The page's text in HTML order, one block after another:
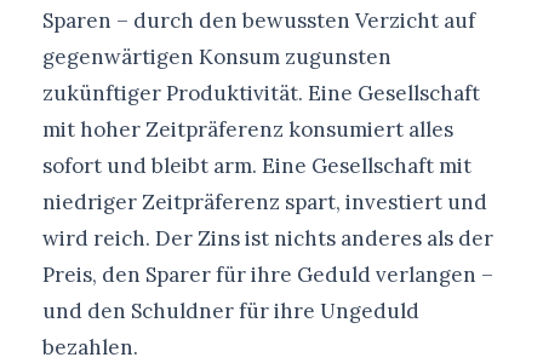
Sparen – durch den bewussten Verzicht auf
gegenwärtigen Konsum zugunsten
zukünftiger Produktivität. Eine Gesellschaft
mit hoher Zeitpräferenz konsumiert alles
sofort und bleibt arm. Eine Gesellschaft mit
niedriger Zeitpräferenz spart, investiert und
wird reich. Der Zins ist nichts anderes als der
Preis, den Sparer für ihre Geduld verlangen –
und den Schuldner für ihre Ungeduld
bezahlen.